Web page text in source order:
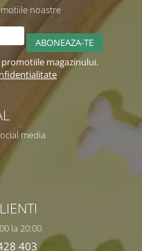
noastre
magazinului.
media
la 20:00
403